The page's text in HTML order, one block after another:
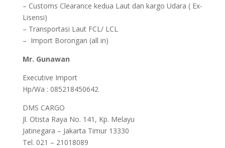
– Customs Clearance kedua Laut dan kargo Udara ( Ex-
Lisensi)
– Transportasi Laut FCL/ LCL
– Import Borongan (all in)
Mr. Gunawan
Executive Import
Hp/Wa : 085218450642
DMS CARGO
Jl. Otista Raya No. 141, Kp. Melayu
Jatinegara – Jakarta Timur 13330
Tel. 021 – 21018089